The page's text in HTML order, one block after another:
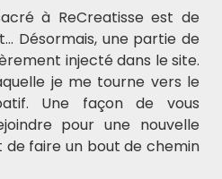
à ReCreatisse est de
Désormais, une partie de
injecté dans le site.
je me tourne vers le
Une façon de vous
pour une nouvelle
de faire un bout de chemin